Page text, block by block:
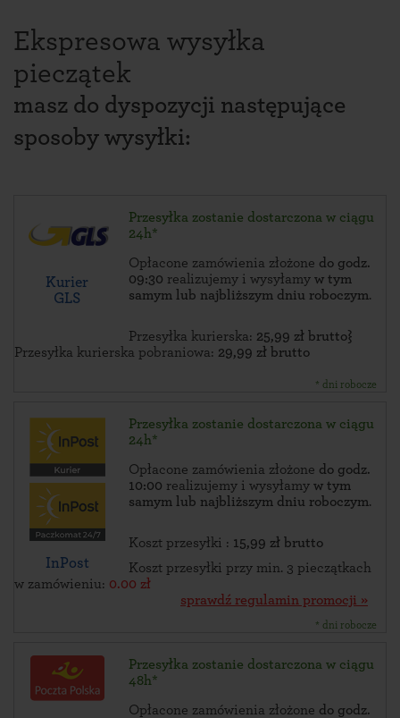
Ekspresowa wysyłka
pieczątek
masz do dyspozycji następujące
sposoby wysyłki:
Kurier
GLS
Przesyłka zostanie dostarczona w ciągu
24h*
Opłacone zamówienia złożone do godz.
09:30 realizujemy i wysyłamy w tym
samym lub najbliższym dniu roboczym.
Przesyłka kurierska: 25,99 zł brutto}
Przesyłka kurierska pobraniowa: 29,99 zł brutto
* dni robocze
InPost
Przesyłka zostanie dostarczona w ciągu
24h*
Opłacone zamówienia złożone do godz.
10:00 realizujemy i wysyłamy w tym
samym lub najbliższym dniu roboczym.
Koszt przesyłki : 15,99 zł brutto
Koszt przesyłki przy min. 3 pieczątkach
w zamówieniu: 0.00 zł
sprawdź regulamin promocji »
* dni robocze
Przesyłka zostanie dostarczona w ciągu
48h*
Opłacone zamówienia złożone do godz.